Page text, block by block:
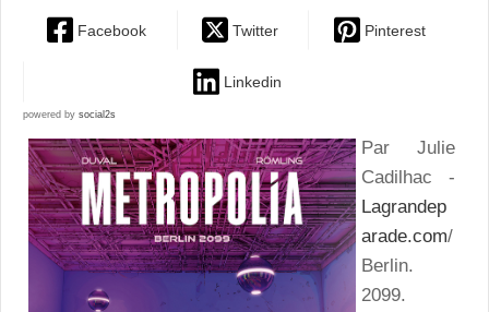
Facebook Twitter Pinterest
Linkedin
powered by social2s
Par Julie
Cadilhac -
Lagrandep
arade.com/
Berlin.
2099.